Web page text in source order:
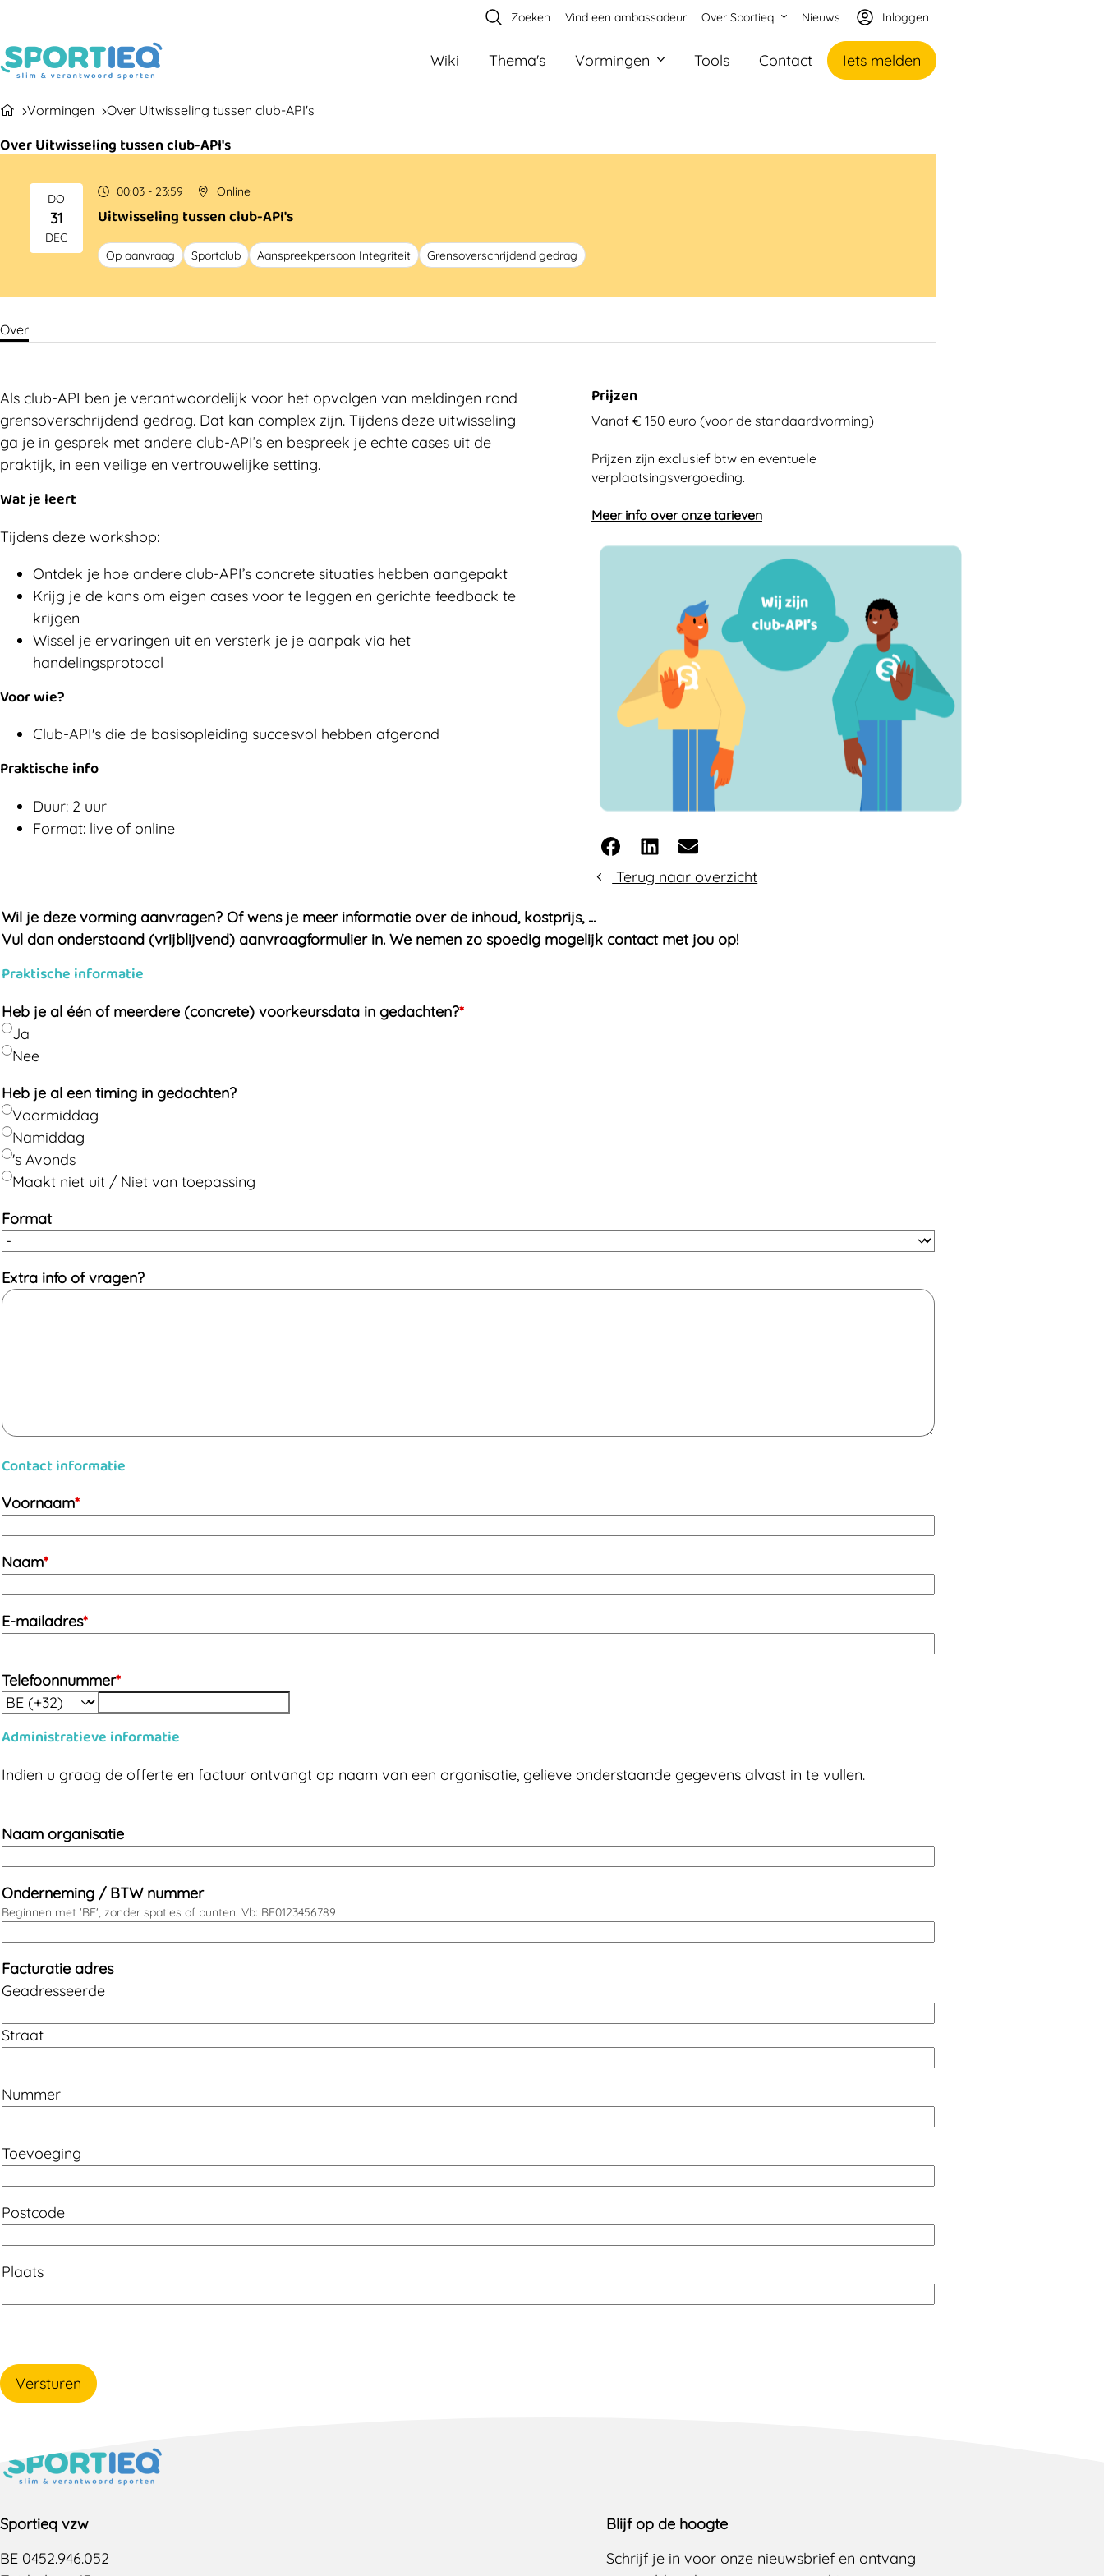
Wiki Thema's Vormingen Tools Contact Iets melden
Zoeken Vind een ambassadeur Over Sportieq Nieuws Inloggen
Vormingen Over Uitwisseling tussen club-API's
Over Uitwisseling tussen club-API's
DO
31
DEC2026
00:03 - 23:59 Online
Uitwisseling tussen club-API's
Op aanvraag Sportclub Aanspreekpersoon Integriteit Grensoverschrijdend gedrag
Over
Als club-API ben je verantwoordelijk voor het opvolgen van meldingen rond
grensoverschrijdend gedrag. Dat kan complex zijn. Tijdens deze uitwisseling
ga je in gesprek met andere club-API’s en bespreek je echte cases uit de
praktijk, in een veilige en vertrouwelijke setting.
Wat je leert
Tijdens deze workshop:
Ontdek je hoe andere club-API’s concrete situaties hebben aangepakt
Krijg je de kans om eigen cases voor te leggen en gerichte feedback te
krijgen
Wissel je ervaringen uit en versterk je je aanpak via het
handelingsprotocol
Voor wie?
Club-API's die de basisopleiding succesvol hebben afgerond
Praktische info
Duur: 2 uur
Format: live of online
Prijzen
Vanaf € 150 euro (voor de standaardvorming)
Prijzen zijn exclusief btw en eventuele
verplaatsingsvergoeding.
Meer info over onze tarieven
FacebookLinkedInE-mail
Terug naar overzicht
Wil je deze vorming aanvragen? Of wens je meer informatie over de inhoud, kostprijs, ...
Vul dan onderstaand (vrijblijvend) aanvraagformulier in. We nemen zo spoedig mogelijk contact met jou op!
Praktische informatie
Heb je al één of meerdere (concrete) voorkeursdata in gedachten?*
Ja
Nee
Heb je al een timing in gedachten?
Voormiddag
Namiddag
's Avonds
Maakt niet uit / Niet van toepassing
Format
Extra info of vragen?
Contact informatie
Voornaam*
Naam*
E-mailadres*
Telefoonnummer*
Administratieve informatie
Indien u graag de offerte en factuur ontvangt op naam van een organisatie, gelieve onderstaande gegevens alvast in te vullen.
Naam organisatie
Onderneming / BTW nummer
Beginnen met 'BE', zonder spaties of punten. Vb: BE0123456789
Facturatie adres
Geadresseerde
Straat
Nummer
Toevoeging
Postcode
Plaats
Versturen
Sportieq vzw
BE 0452.946.052
Blijf op de hoogte
Schrijf je in voor onze nieuwsbrief en ontvang